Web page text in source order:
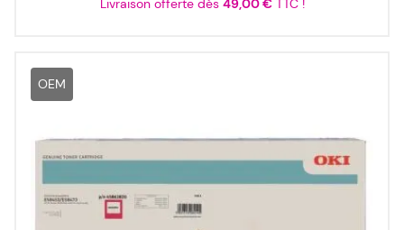
Livraison offerte dès 49,00 €TTC !
OEM